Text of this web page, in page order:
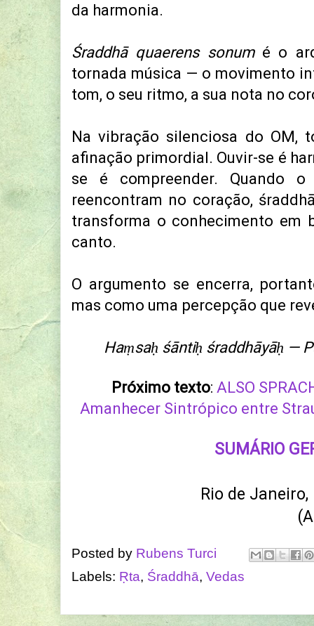
da harmonia.
Śraddhā quaerens sonumé o
tornada música — o movimento
tom, o seu ritmo, a sua nota no
Na vibração silenciosa do OM,
afinação primordial. Ouvir-se é
se é compreender. Quando
reencontram no coração,
transforma o conhecimento em
canto.
O argumento se encerra,
mas como uma percepção que
Haṃsaḥ śāntiḥ śraddhāyāḥ —
Próximo texto: ALSO
Amanhecer Sintrópico entre
SUMÁRIO
Rio de
Posted by Rubens Turci
Labels: Ṛta, Śraddhā, Vedas